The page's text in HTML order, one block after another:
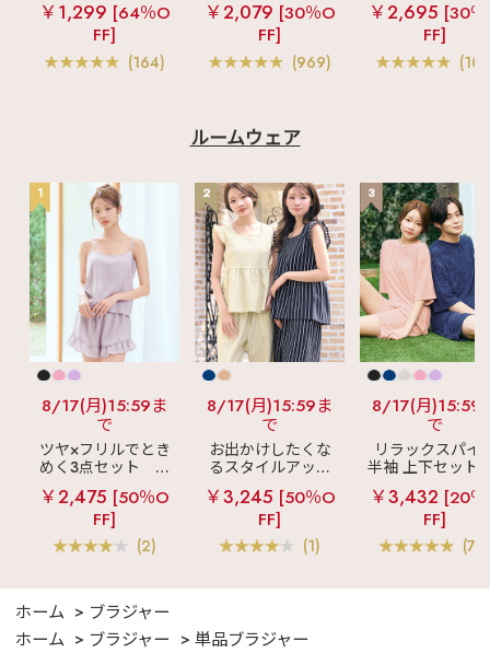
ブラトップ (ワイヤ
ー入り)
￥1,299 [64％O
FF]
(164)
盛ブラ(R) シームレ
ス 単品ブラジャー
￥2,079 [30％O
FF]
(969)
ス ブラトップ 超
ブラ(R) 単品ブ
ャー
￥2,695 [30
FF]
ルームウェア
1
8/17(月)15:59ま
で
ツヤ×フリルでとき
めく3点セット
シ
ルキー ショートパ
ンツ 3点セット
￥2,475 [50％O
FF]
(2)
2
8/17(月)15:59ま
で
お出かけしたくな
るスタイルアップ
見え
ストライプ
フリル ロングパン
ツ 綿混 上下セット
￥3,245 [50％O
FF]
(1)
3
8/17(月)15:59
で
リラックスパイ
半袖 上下セット
女兼用サイズ)
￥3,432 [20
FF]
ホーム
ブラジャー
ホーム
ブラジャー
単品ブラジャー